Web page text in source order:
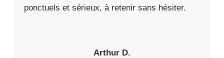
ponctuels et sérieux, à retenir sans hésiter.
Arthur D.